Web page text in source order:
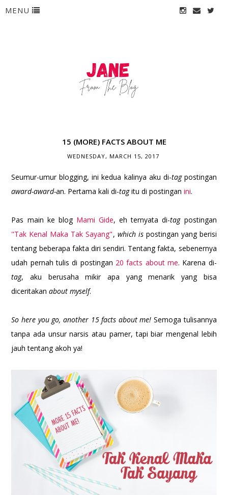
MENU
15 (MORE) FACTS ABOUT ME
WEDNESDAY, MARCH 15, 2017
Seumur-umur blogging, ini kedua kalinya aku di-tagpostingan
award-award-an. Pertama kali di-tagitu di postinganini.
Pas main ke blog Mami Gide, eh ternyata di-tagpostingan
"Tak Kenal Maka Tak Sayang", which ispostingan yang berisi
tentang beberapa fakta diri sendiri. Tentang fakta, sebenernya
udah pernah tulis di postingan 20 facts about me. Karena di-
tag, aku berusaha mikir apa yang menarik yang bisa
diceritakanabout myself.
So here you go, another 15 facts about me! Semoga tulisannya
tanpa ada unsur narsis atau pamer, tapi biar mengenal lebih
jauh tentang akoh ya!